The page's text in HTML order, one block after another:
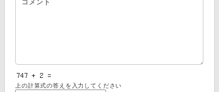
上の計算式の答えを入力してください